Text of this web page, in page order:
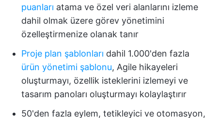
puanları atama ve özel veri alanlarını izleme
dahil olmak üzere görev yönetimini
özelleştirmenize olanak tanır
Proje plan şablonları dahil 1.000'den fazla
ürün yönetimi şablonu, Agile hikayeleri
oluşturmayı, özellik isteklerini izlemeyi ve
tasarım panoları oluşturmayı kolaylaştırır
50'den fazla eylem, tetikleyici ve otomasyon,